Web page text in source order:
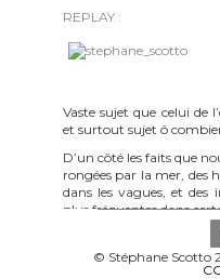
REPLAY :
Vaste sujet que celui de
et surtout sujet ô
D’un côté les faits que
rongées par la mer, des
dans les vagues, et des
plus fréquentes dans
D’un autre côté, ceux
qu’on en parle :
voudraient bien
© Stéphane Scotto